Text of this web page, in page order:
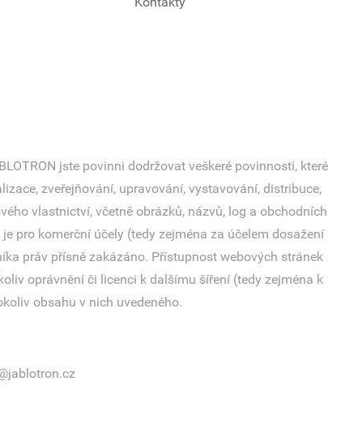
jste povinni dodržovat veškeré povinnosti, které
zveřejňování, upravování, vystavování, distribuce,
vlastnictví, včetně obrázků, názvů, log a obchodních
pro komerční účely (tedy zejména za účelem dosažení
práv přísně zakázáno. Přístupnost webových stránek
oprávnění či licenci k dalšímu šíření (tedy zejména k
obsahu v nich uvedeného.